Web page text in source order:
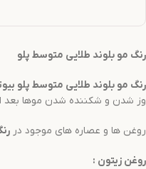
رنگ مو بلوند طلایی متوسط پلو
رنگ مو بلوند طلایی متوسط پلو
وز شدن و شکننده شدن موها بعد
روغن ها و عصاره های موجود در
روغن زیتون :